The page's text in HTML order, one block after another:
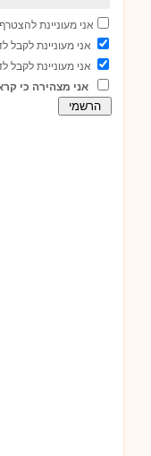
אני מעוניינת
אני מעוניינת לקבל
אני מעוניינת לקבל
אני מצהירה כי